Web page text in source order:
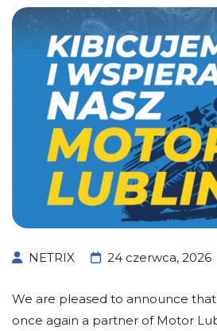
NETRIX 24 czerwca, 2026
We are pleased to announce
once again a partner of Motor